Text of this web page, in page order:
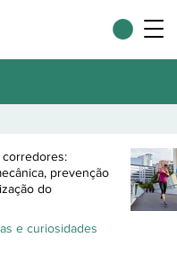
corredores:
prevenção
do
e curiosidades